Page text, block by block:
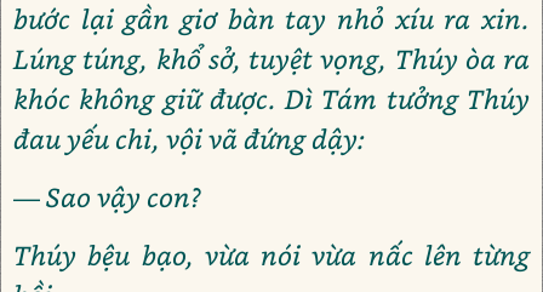
bước lại gần giơ bàn tay nhỏ xíu ra xin.
Lúng túng, khổ sở, tuyệt vọng, Thúy òa ra
khóc không giữ được. Dì Tám tưởng Thúy
đau yếu chi, vội vã đứng dậy:
— Sao vậy con?
Thúy bệu bạo, vừa nói vừa nấc lên từng